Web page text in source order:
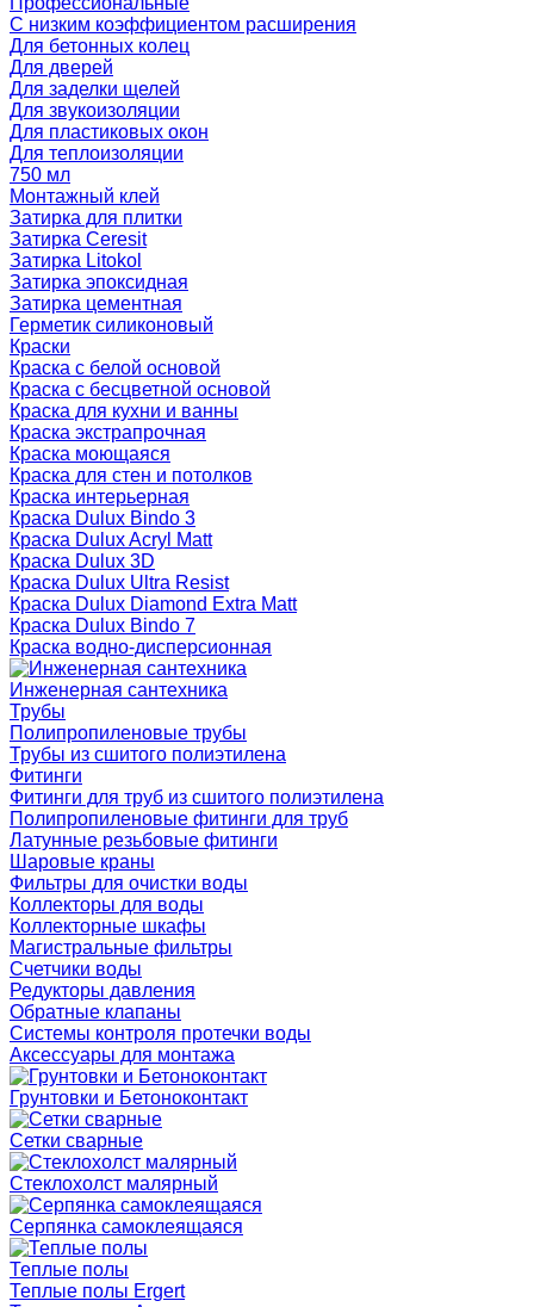
С низким коэффициентом расширения
Для бетонных колец
Для дверей
Для заделки щелей
Для звукоизоляции
Для пластиковых окон
Для теплоизоляции
750 мл
Монтажный клей
Затирка для плитки
Затирка Ceresit
Затирка Litokol
Затирка эпоксидная
Затирка цементная
Герметик силиконовый
Краски
Краска с белой основой
Краска с бесцветной основой
Краска для кухни и ванны
Краска экстрапрочная
Краска моющаяся
Краска для стен и потолков
Краска интерьерная
Краска Dulux Bindo 3
Краска Dulux Acryl Matt
Краска Dulux 3D
Краска Dulux Ultra Resist
Краска Dulux Diamond Extra Matt
Краска Dulux Bindo 7
Краска водно-дисперсионная
Инженерная сантехника
Трубы
Полипропиленовые трубы
Трубы из сшитого полиэтилена
Фитинги
Фитинги для труб из сшитого полиэтилена
Полипропиленовые фитинги для труб
Латунные резьбовые фитинги
Шаровые краны
Фильтры для очистки воды
Коллекторы для воды
Коллекторные шкафы
Магистральные фильтры
Счетчики воды
Редукторы давления
Обратные клапаны
Системы контроля протечки воды
Аксессуары для монтажа
Грунтовки и Бетоноконтакт
Сетки сварные
Cтеклохолст малярный
Серпянка самоклеящаяся
Теплые полы
Теплые полы Ergert